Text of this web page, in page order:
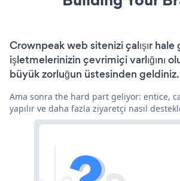
Crownpeak web sitenizi çalışır
işletmelerinizin çevrimiçi varlığını
büyük zorluğun üstesinden
Ama sonra the hard part geliyor: entice,
yapılır ve daha fazla ziyaretçi nasıl